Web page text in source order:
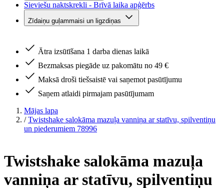
Sieviešu naktskrekli - Brīvā laika apģērbs
Zīdaiņu guļammaisi un ligzdiņas
Ātra izsūtīšana 1 darba dienas laikā
Bezmaksas piegāde uz pakomātu no 49 €
Maksā droši tiešsaistē vai saņemot pasūtījumu
Saņem atlaidi pirmajam pasūtījumam
Mājas lapa
/ Twistshake salokāma mazuļa vanniņa ar statīvu, spilventiņu
un piederumiem 78996
Twistshake salokāma mazuļa
vanniņa ar statīvu, spilventiņu